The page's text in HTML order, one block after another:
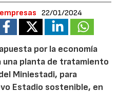
22/01/2024
por la economía
una planta de tratamiento
Miniestadi, para
Estadio sostenible, en